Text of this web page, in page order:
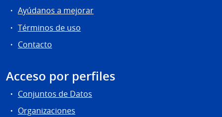
Ayúdanos a mejorar
Términos de uso
Contacto
Acceso por perfiles
Conjuntos de Datos
Organizaciones